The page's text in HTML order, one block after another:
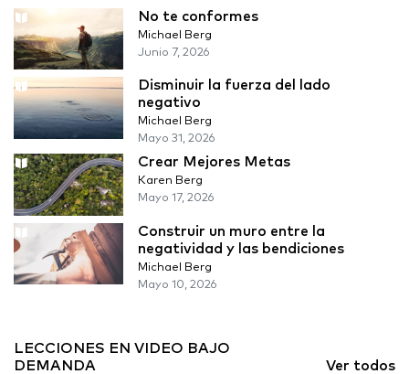
No te conformes
Michael Berg
Junio 7, 2026
Disminuir la fuerza del lado
negativo
Michael Berg
Mayo 31, 2026
Crear Mejores Metas
Karen Berg
Mayo 17, 2026
Construir un muro entre la
negatividad y las bendiciones
Michael Berg
Mayo 10, 2026
LECCIONES EN VIDEO BAJO
DEMANDA
Ver todos